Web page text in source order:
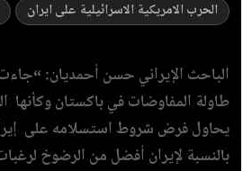
الحرب الامريكية الاسرائيلية على ايران
الباحث الإيراني حسن أحمديان: “جاءت
طاولة المفاوضات في باكستان وكأنها
يحاول فرض شروط استسلامه على
بالنسبة لإيران أفضل من الرضوخ